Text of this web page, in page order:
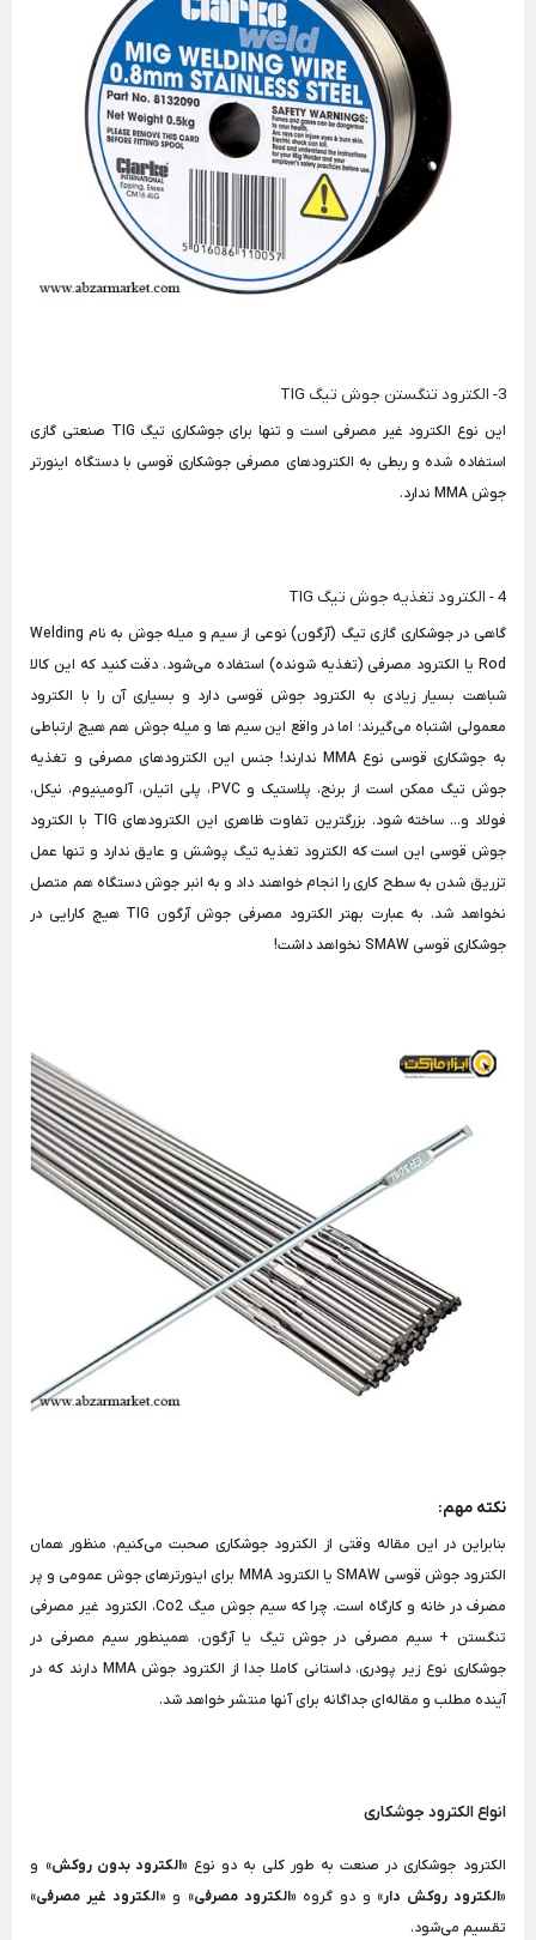
3- الکترود تنگستن جوش تیگ TIG
این نوع الکترود غیر مصرفی است و تنها برای جوشکاری تیگ TIG صنعتی گازی
استفاده شده و ربطی به الکترودهای مصرفی جوشکاری قوسی با دستگاه اینورتر
جوش MMA ندارد.
4 - الکترود تغذیه جوش تیگ TIG
گاهی در جوشکاری گازی تیگ (آرگون) نوعی از سیم و میله جوش به نام Welding
Rod یا الکترود مصرفی (تغذیه شونده) استفاده می‌شود. دقت کنید که این کالا
شباهت بسیار زیادی به الکترود جوش قوسی دارد و بسیاری آن را با الکترود
معمولی اشتباه می‌گیرند؛ اما در واقع این سیم ها و میله جوش هم هیچ ارتباطی
به جوشکاری قوسی نوع MMA ندارند! جنس این الکترودهای مصرفی و تغذیه
جوش تیگ ممکن است از برنج، پلاستیک و PVC، پلی اتیلن، آلومینیوم، نیکل،
فولاد و... ساخته شود. بزرگترین تفاوت ظاهری این الکترودهای TIG با الکترود
جوش قوسی این است که الکترود تغذیه تیگ پوشش و عایق ندارد و تنها عمل
تزریق شدن به سطح کاری را انجام خواهند داد و به انبر جوش دستگاه هم متصل
نخواهد شد. به عبارت بهتر الکترود مصرفی جوش آرگون TIG هیچ کارایی در
جوشکاری قوسی SMAW نخواهد داشت!
نکته مهم:
بنابراین در این مقاله وقتی از الکترود جوشکاری صحبت می‌کنیم، منظور همان
الکترود جوش قوسی SMAW یا الکترود MMA برای اینورترهای جوش عمومی و پر
مصرف در خانه و کارگاه است. چرا که سیم جوش میگ Co2، الکترود غیر مصرفی
تنگستن + سیم مصرفی در جوش تیگ یا آرگون، همینطور سیم مصرفی در
جوشکاری نوع زیر پودری، داستانی کاملا جدا از الکترود جوش MMA دارند که در
آینده مطلب و مقاله‌ای جداگانه برای آنها منتشر خواهد شد.
انواع الکترود جوشکاری
الکترود جوشکاری در صنعت به طور کلی به دو نوع «الکترود بدون روکش» و
«الکترود روکش دار» و دو گروه «الکترود مصرفی» و «الکترود غیر مصرفی»
تقسیم می‌شود.